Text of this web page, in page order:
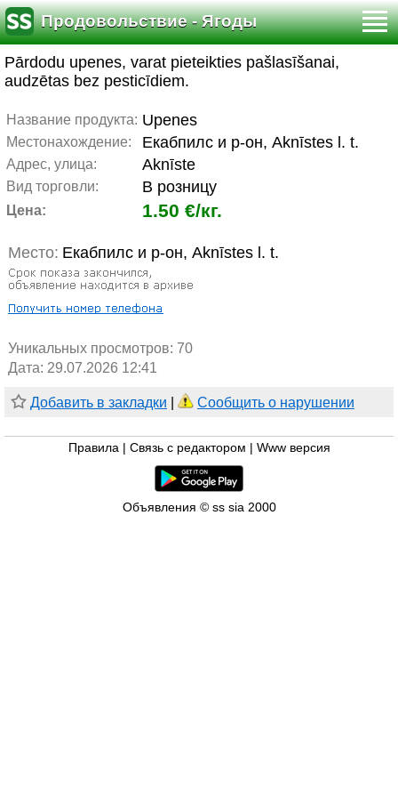
Продовольствие - Ягоды
Pārdodu upenes, varat pieteikties pašlasīšanai,
audzētas bez pesticīdiem.
Название продукта: Upenes
Местонахождение: Екабпилс и р-он, Aknīstes l. t.
Адрес, улица: Aknīste
Вид торговли: В розницу
Цена: 1.50 €/кг.
Место: Екабпилс и р-он, Aknīstes l. t.
Уникальных просмотров: 70
Дата: 29.07.2026 12:41
Добавить в закладки Сообщить о нарушении
Правила Связь с редактором Www версия
Объявления © ss sia 2000